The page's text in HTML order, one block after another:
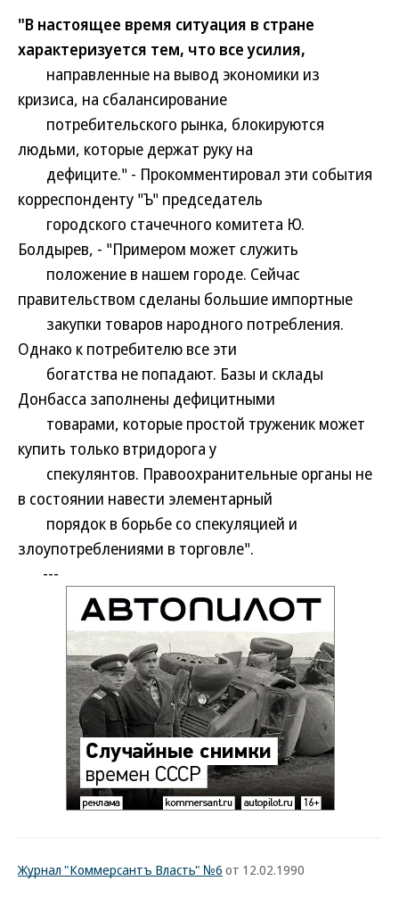
"В настоящее время ситуация в стране
характеризуется тем, что все усилия,
направленные на вывод экономики из
кризиса, на сбалансирование
потребительского рынка, блокируются
людьми, которые держат руку на
дефиците." - Прокомментировал эти события
корреспонденту "Ъ" председатель
городского стачечного комитета Ю.
Болдырев, - "Примером может служить
положение в нашем городе. Сейчас
правительством сделаны большие импортные
закупки товаров народного потребления.
Однако к потребителю все эти
богатства не попадают. Базы и склады
Донбасса заполнены дефицитными
товарами, которые простой труженик может
купить только втридорога у
спекулянтов. Правоохранительные органы не
в состоянии навести элементарный
порядок в борьбе со спекуляцией и
злоупотреблениями в торговле".
---
Журнал "Коммерсантъ Власть" №6 от 12.02.1990